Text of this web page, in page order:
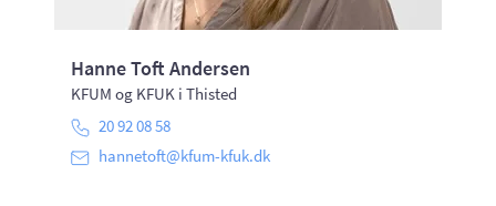
Hanne Toft Andersen
KFUM og KFUK i Thisted
20 92 08 58
hannetoft@kfum-kfuk.dk